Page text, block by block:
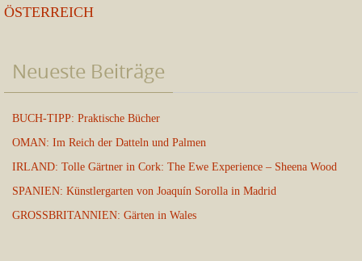
ÖSTERREICH
Neueste Beiträge
BUCH-TIPP: Praktische Bücher
OMAN: Im Reich der Datteln und Palmen
IRLAND: Tolle Gärtner in Cork: The Ewe Experience – Sheena Wood
SPANIEN: Künstlergarten von Joaquín Sorolla in Madrid
GROSSBRITANNIEN: Gärten in Wales